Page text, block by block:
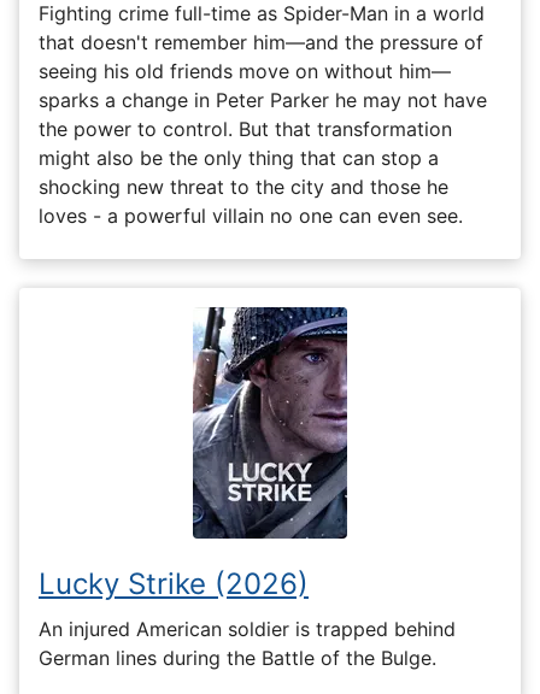
Fighting crime full-time as Spider-Man in a world
that doesn't remember him—and the pressure of
seeing his old friends move on without him—
sparks a change in Peter Parker he may not have
the power to control. But that transformation
might also be the only thing that can stop a
shocking new threat to the city and those he
loves - a powerful villain no one can even see.
Lucky Strike (2026)
An injured American soldier is trapped behind
German lines during the Battle of the Bulge.